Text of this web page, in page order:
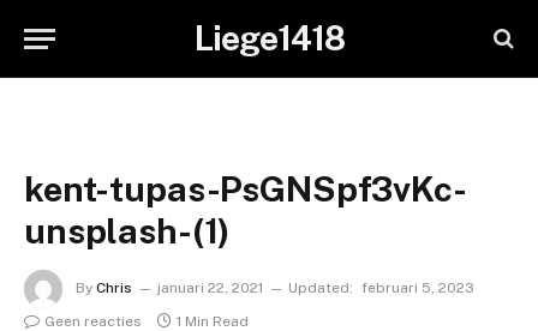
Liege1418
kent-tupas-PsGNSpf3vKc-
unsplash-(1)
By Chris januari 22, 2021 Updated: februari 5, 2023
Geen reacties
1 Min Read